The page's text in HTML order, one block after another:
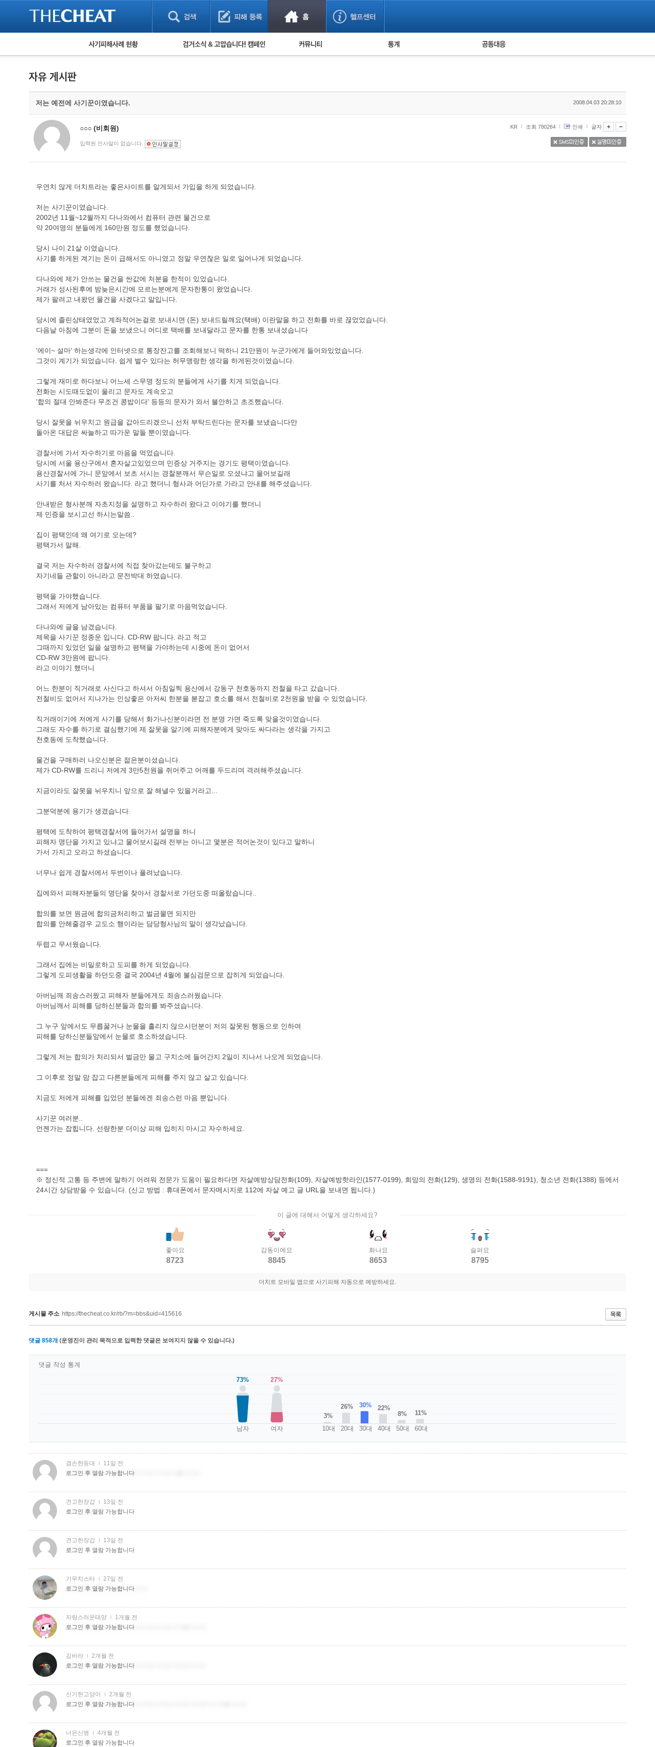
피해사례 현황
보이스피싱 피해사례
유해사이트 목록
비공개 피해사례
워킹홀리데이 피해사례
검거 소식 사기 예방했어요! 누적 피해사례 통계 피해자 공동대응
저는 예전에 사기꾼이였습니다. 2008.04.03 20:28:10
○○○ (비회원)
입력된 인사말이 없습니다.
KR 조회 780264 인쇄 글자
우연치 않게 더치트라는 좋은사이트를 알게되서 가입을 하게 되었습니다.
저는 사기꾼이였습니다.
2002년 11월~12월까지 다나와에서 컴퓨터 관련 물건으로
약 20여명의 분들에게 160만원 정도를 했었습니다.
당시 나이 21살 이였습니다.
사기를 하게된 계기는 돈이 급해서도 아니였고 정말 우연찮은 일로 일어나게 되었습니다.
다나와에 제가 안쓰는 물건을 싼값에 처분을 한적이 있었습니다.
거래가 성사된후에 밤늦은시간에 모르는분에게 문자한통이 왔었습니다.
제가 팔려고 내왔던 물건을 사겠다고 말입니다.
당시에 졸린상태였었고 계좌적어논걸로 보내시면 (돈) 보내드릴깨요(택배) 이란말을 하고 전화를 바로 끊었었습니다.
다음날 아침에 그분이 돈을 보냈으니 어디로 택배를 보내달라고 문자를 한통 보내셨습니다
'에이~ 설마' 하는생각에 인터넷으로 통장잔고를 조회해보니 떡하니 21만원이 누군가에게 들어와있었습니다.
그것이 계기가 되었습니다. 쉽게 벌수 있다는 허무맹랑한 생각을 하게된것이였습니다.
그렇게 재미로 하다보니 어느세 스무명 정도의 분들에게 사기를 치게 되었습니다.
전화는 시도때도없이 울리고 문자도 계속오고
'합의 절대 안봐준다 무조건 콩밥이다' 등등의 문자가 와서 불안하고 초조했습니다.
당시 잘못을 뉘우치고 원급을 값아드리겠으니 선처 부탁드린다는 문자를 보냈습니다만
돌아온 대답은 싸늘하고 따가운 말들 뿐이였습니다.
경찰서에 가서 자수하기로 마음을 먹었습니다.
당시에 서울 용산구에서 혼자살고있었으며 민증상 거주지는 경기도 평택이였습니다.
용산경찰서에 가니 문앞에서 보초 서시는 경찰분깨서 무슨일로 오셨냐고 물어보길래
사기를 처서 자수하러 왔습니다. 라고 했더니 형사과 어딘가로 가라고 안내를 해주셨습니다.
안내받은 형사분깨 자초지정을 설명하고 자수하러 왔다고 이야기를 했더니
제 민증을 보시고선 하시는말씀..
집이 평택인데 왜 여기로 오는데?
평택가서 말해.
결국 저는 자수하러 경찰서에 직접 찾아갔는데도 불구하고
자기네들 관할이 아니라고 문전박대 하였습니다.
평택을 가야했습니다.
그래서 저에게 남아있는 컴퓨터 부품을 팔기로 마음먹었습니다.
다나와에 글을 남겼습니다.
제목을 사기꾼 정종운 입니다. CD-RW 팝니다. 라고 적고
그때까지 있었던 일을 설명하고 평택을 가야하는데 시중에 돈이 없어서
CD-RW 3만원에 팝니다.
라고 이야기 했더니
어느 한분이 직거래로 사신다고 하셔서 아침일찍 용산에서 강동구 천호동까지 전철을 타고 갔습니다.
전철비도 없어서 지나가는 인상좋은 아저씨 한분을 붇잡고 호소를 해서 전철비로 2천원을 받을 수 있었습니다.
직거래이기에 저에게 사기를 당해서 화가나신분이라면 전 분명 가면 죽도록 맞을것이였습니다.
그래도 자수를 하기로 결심했기에 제 잘못을 알기에 피해자분에게 맞아도 싸다라는 생각을 가지고
천호동에 도착했습니다.
물건을 구매하러 나오신분은 젊은분이셨습니다.
제가 CD-RW를 드리니 저에게 3만5천원을 쥐어주고 어깨를 두드리며 격려해주셨습니다.
지금이라도 잘못을 뉘우치니 앞으로 잘 해낼수 있을거라고...
그분덕분에 용기가 생겼습니다.
평택에 도착하여 평택경찰서에 들어가서 설명을 하니
피해자 명단을 가지고 있냐고 물어보시길래 전부는 아니고 몇분은 적어논것이 있다고 말하니
가서 가지고 오라고 하셨습니다.
너무나 쉽게 경찰서에서 두번이나 풀려났습니다.
집에와서 피해자분들의 명단을 찾아서 경찰서로 가던도중 떠올랐습니다..
합의를 보면 원금에 합의금처리하고 벌금물면 되지만
합의를 안해줄경우 교도소 행이라는 담당형사님의 말이 생각났습니다.
두렵고 무서웠습니다.
그래서 집에는 비밀로하고 도피를 하게 되었습니다.
그렇게 도피생활을 하던도중 결국 2004년 4월에 불심검문으로 잡히게 되었습니다.
아버님깨 죄송스러웠고 피해자 분들에게도 죄송스러웠습니다.
아버님깨서 피해를 당하신분들과 합의를 봐주셨습니다.
그 누구 앞에서도 무릅꿇거나 눈물을 흘리지 않으시던분이 저의 잘못된 행동으로 인하여
피해를 당하신분들앞에서 눈물로 호소하셨습니다.
그렇게 저는 합의가 처리되서 벌금만 물고 구치소에 들어간지 2일이 지나서 나오게 되었습니다.
그 이후로 정말 맘 잡고 다른분들에게 피해를 주지 않고 살고 있습니다.
지금도 저에게 피해를 입었던 분들에겐 죄송스런 마음 뿐입니다.
사기꾼 여러분..
언젠가는 잡힙니다. 선량한분 더이상 피해 입히지 마시고 자수하세요.
===
※ 정신적 고통 등 주변에 말하기 어려워 전문가 도움이 필요하다면 자살예방상담전화(109), 자살예방핫라인(1577-0199), 희망의 전화(129), 생명의 전화(1588-9191), 청소년 전화(1388) 등에서
24시간 상담받을 수 있습니다. (신고 방법 : 휴대폰에서 문자메시지로 112에 자살 예고 글 URL을 보내면 됩니다.)
이 글에 대해서 어떻게 생각하세요?
좋아요
8723
감동이에요
8845
화나요
8653
슬퍼요
8795
더치트 모바일 앱으로 사기피해 자동으로 예방하세요.
게시물 주소 https://thecheat.co.kr/rb/?m=bbs&uid=415616
댓글 858개 (운영진이 관리 목적으로 입력한 댓글은 보여지지 않을 수 있습니다.)
73%
남자
27%
여자
3%
10대
26%
20대
30%
30대
22%
40대
8%
50대
11%
60대
댓글 작성 통계